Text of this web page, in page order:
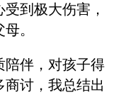
到极大伤害，
。
陪伴，对孩子得
讨，我总结出